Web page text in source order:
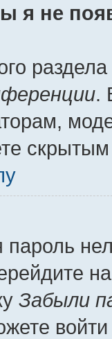
я не
.
Забыли